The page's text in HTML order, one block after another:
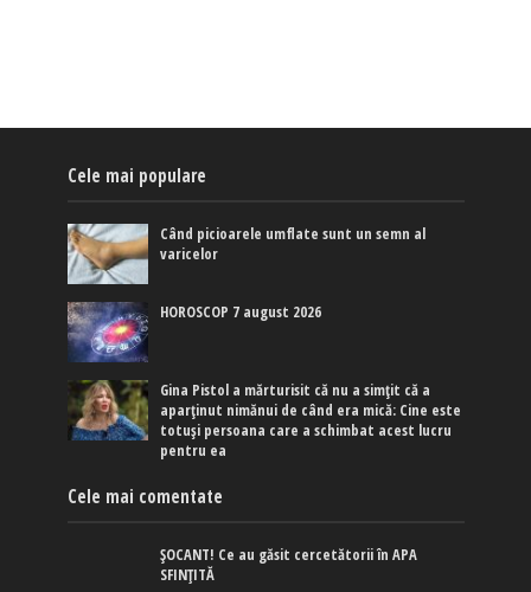
Cele mai populare
Când picioarele umflate sunt un semn al
varicelor
HOROSCOP 7 august 2026
Gina Pistol a mărturisit că nu a simțit că a
aparținut nimănui de când era mică: Cine este
totuși persoana care a schimbat acest lucru
pentru ea
Cele mai comentate
ȘOCANT! Ce au găsit cercetătorii în APA
SFINȚITĂ